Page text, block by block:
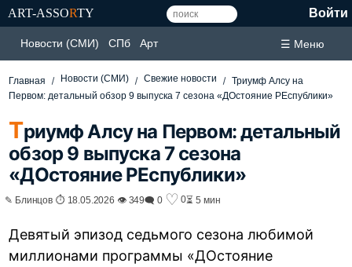
ART-ASSORTY Войти
Новости (СМИ) СПб Арт ☰ Меню
Главная Новости (СМИ) Свежие новости
Триумф Алсу на
Первом: детальный обзор 9 выпуска 7 сезона «ДОстояние РЕспублики»
Триумф Алсу на Первом: детальный
обзор 9 выпуска 7 сезона
«ДОстояние РЕспублики»
✎ Блинцов ⏱ 18.05.2026 👁 349🗨 0 ♡ 0⏳ 5 мин
Девятый эпизод седьмого сезона любимой
миллионами программы «ДОстояние